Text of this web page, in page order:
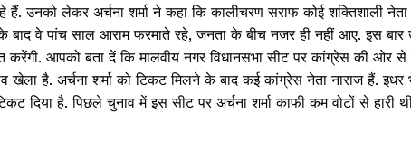
उनको लेकर अर्चना शर्मा ने कहा कि कालीचरण सराफ कोई शक्तिशाली
वे पांच साल आराम फरमाते रहे, जनता के बीच नजर ही नहीं आए. इस बार
आपको बता दें कि मालवीय नगर विधानसभा सीट पर कांग्रेस की ओर से
खेला है. अर्चना शर्मा को टिकट मिलने के बाद कई कांग्रेस नेता नाराज हैं. इधर
दिया है. पिछले चुनाव में इस सीट पर अर्चना शर्मा काफी कम वोटों से हारी